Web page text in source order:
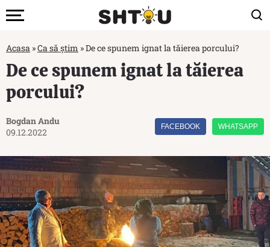
Acasa »Ca să știm »De ce spunem ignat la tăierea porcului?
De ce spunem ignat la tăierea
porcului?
Bogdan Andu
09.12.2022
FACEBOOK WHATSAPP